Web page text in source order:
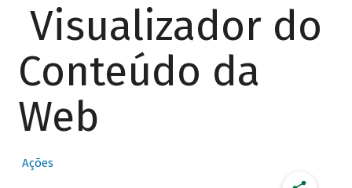
Visualizador do
Conteúdo da
Web
Ações